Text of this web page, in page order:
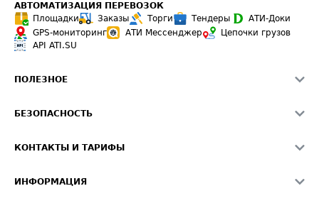
АВТОМАТИЗАЦИЯ ПЕРЕВОЗОК
Площадки
Заказы Торги Тендеры
АТИ-Доки
GPS-мониторинг
АТИ Мессенджер
Цепочки грузов
API ATI.SU
ПОЛЕЗНОЕ
Звезды ATI.SU на вашем сайте
Средние ставки
БЕЗОПАСНОСТЬ
Светофор+
КОНТАКТЫ И ТАРИФЫ
ИНФОРМАЦИЯ